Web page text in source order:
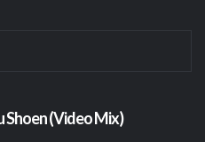
Shoen (Video Mix)